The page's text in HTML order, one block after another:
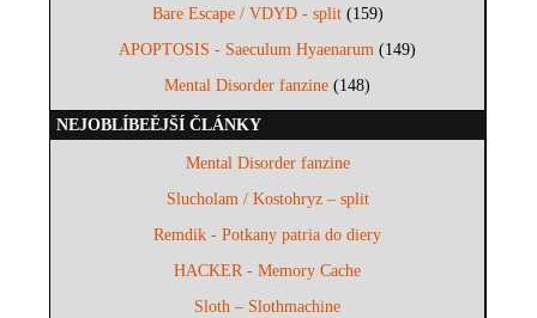
Bare Escape / VDYD - split(159)
APOPTOSIS - Saeculum Hyaenarum (149)
Mental Disorder fanzine (148)
NEJOBLÍBEĚJŠÍ ČLÁNKY
Mental Disorder fanzine
Slucholam / Kostohryz – split
Remdik - Potkany patria do diery
HACKER - Memory Cache
Sloth – Slothmachine